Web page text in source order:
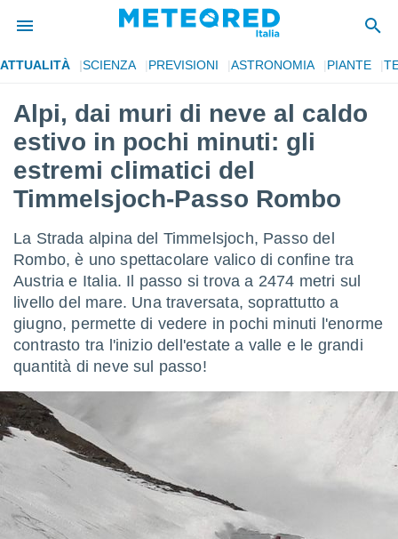
di
per
di
Web
le
i
ACCETTA
ATTUALITÀ SCIENZA PREVISIONI ASTRONOMIA PIANTE
Alpi, dai muri di neve al caldo
estivo in pochi minuti: gli
estremi climatici del
Timmelsjoch-Passo Rombo
La Strada alpina del Timmelsjoch, Passo del
Rombo, è uno spettacolare valico di confine tra
Austria e Italia. Il passo si trova a 2474 metri sul
livello del mare. Una traversata, soprattutto a
giugno, permette di vedere in pochi minuti l'enorme
contrasto tra l'inizio dell'estate a valle e le grandi
quantità di neve sul passo!